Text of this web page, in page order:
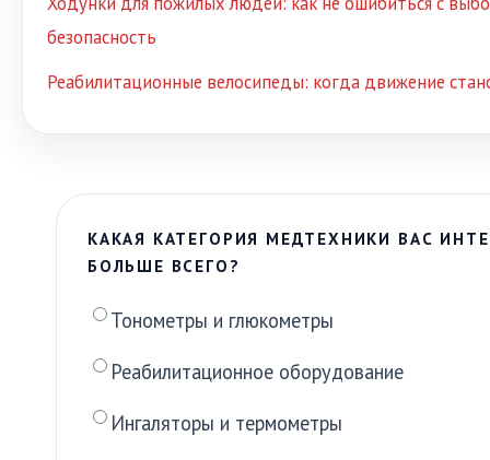
безопасность
Реабилитационные велосипеды: когда движение
КАКАЯ КАТЕГОРИЯ МЕДТЕХНИКИ ВАС
БОЛЬШЕ ВСЕГО?
Тонометры и глюкометры
Реабилитационное оборудование
Ингаляторы и термометры